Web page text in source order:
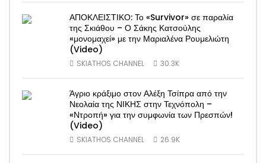
ΑΠΟΚΛΕΙΣΤΙΚΟ: Το «Survivor» σε παραλία
της Σκιάθου – Ο Σάκης Κατσούλης
«μονομαχεί» με την Μαριαλένα Ρουμελιώτη
(Video)
SKIATHOS CHANNEL 30.3K
Άγριο κράξιμο στον Αλέξη Τσίπρα από την
Νεολαία της ΝΙΚΗΣ στην Τεχνόπολη –
«Ντροπή» για την συμφωνία των Πρεσπών!
(Video)
SKIATHOS CHANNEL 26.9K